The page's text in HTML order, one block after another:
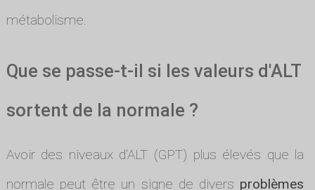
métabolisme.
Que se passe-t-il si les valeurs d'ALT
sortent de la normale ?
Avoir des niveaux d'ALT (GPT) plus élevés que la
normale peut être un signe de divers problèmes